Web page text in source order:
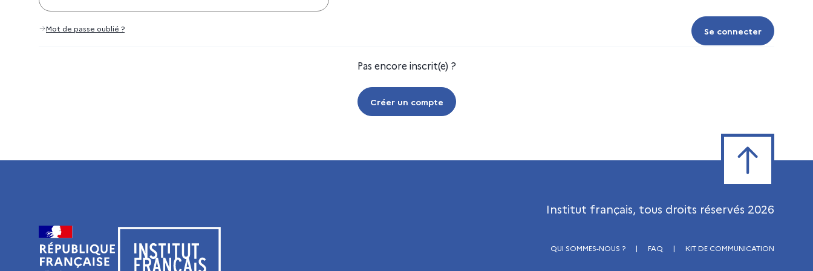
Se connecter
Se connecter
Mot de passe oublié ?
Pas encore inscrit(e) ?
Créer un compte
Visiter le site de l’Institut français
Institut français, tous droits réservés 2026
QUI SOMMES-NOUS ? | FAQ | KIT DE COMMUNICATION